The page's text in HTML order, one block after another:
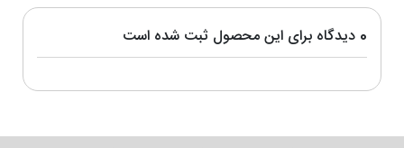
0 دیدگاه برای این محصول ثبت شده است